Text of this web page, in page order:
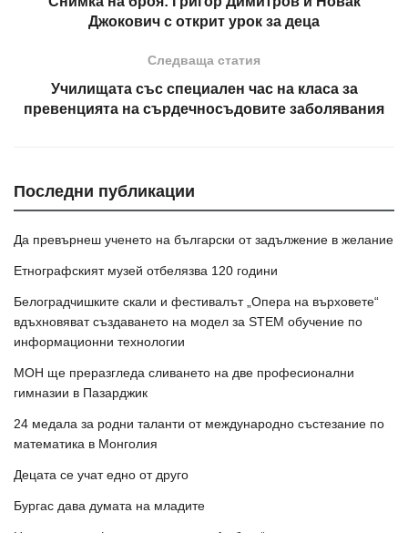
Джокович с открит урок за деца
Следваща статия
Училищата със специален час на класа за
превенцията на сърдечносъдовите заболявания
Последни публикации
Да превърнеш ученето на български от задължение в желание
Етнографският музей отбелязва 120 години
Белоградчишките скали и фестивалът „Опера на върховете“
вдъхновяват създаването на модел за STEM обучение по
информационни технологии
МОН ще преразгледа сливането на две професионални
гимназии в Пазарджик
24 медала за родни таланти от международно състезание по
математика в Монголия
Децата се учат едно от друго
Бургас дава думата на младите